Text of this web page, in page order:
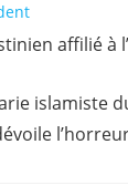
affilié à
islamiste